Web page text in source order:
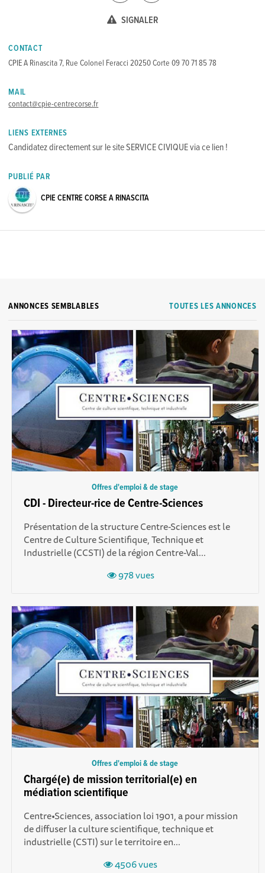
SIGNALER
CONTACT
CPIE A Rinascita 7, Rue Colonel Feracci 20250 Corte 09 70 71 85 78
MAIL
contact@cpie-centrecorse.fr
LIENS EXTERNES
Candidatez directement sur le site SERVICE CIVIQUE via ce lien !
PUBLIÉ PAR
CPIE CENTRE CORSE A RINASCITA
TOUTES LES ANNONCES
ANNONCES SEMBLABLES
Offres d'emploi & de stage
CDI - Directeur-rice de Centre-Sciences
Présentation de la structure Centre-Sciences est le
Centre de Culture Scientifique, Technique et
Industrielle (CCSTI) de la région Centre-Val...
978 vues
Offres d'emploi & de stage
Chargé(e) de mission territorial(e) en
médiation scientifique
Centre•Sciences, association loi 1901, a pour mission
de diffuser la culture scientifique, technique et
industrielle (CSTI) sur le territoire en...
4506 vues